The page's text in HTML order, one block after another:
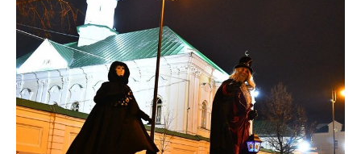
КОМУ ПРИНАДЛЕЖАТ
ТОРГОВЫЕ ЦЕНТРЫ
ТАТАРСТАНА
БЮДЖЕТ
ИНВЕСТИЦИИ
МАШИНОСТРОЕНИЕ
НЕФТЕХИМИЯ
НЕФТЬ
ОПК
НОВОСТИ АВТО
БИЗНЕС
НОВОСТИ БИЗНЕСА
РОЗНИЧНАЯ ТОРГОВЛЯ
ТРАНСПОРТ
ТЕХНОЛОГИИ
НОВОСТИ ТЕХНОЛОГИЙ
IT
МЕРОПРИЯТИЯ
НОВОСТИ МЕРОПРИЯТИЙ
СПОРТ